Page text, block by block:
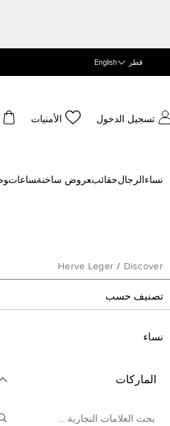
قطر English
تسجيل الدخول الأمنيات
نساء الرجالحقائب‍عروض ساخنة‍ساعات
Discover
/
Herve Leger
تصنيف حسب
نساء
الماركات